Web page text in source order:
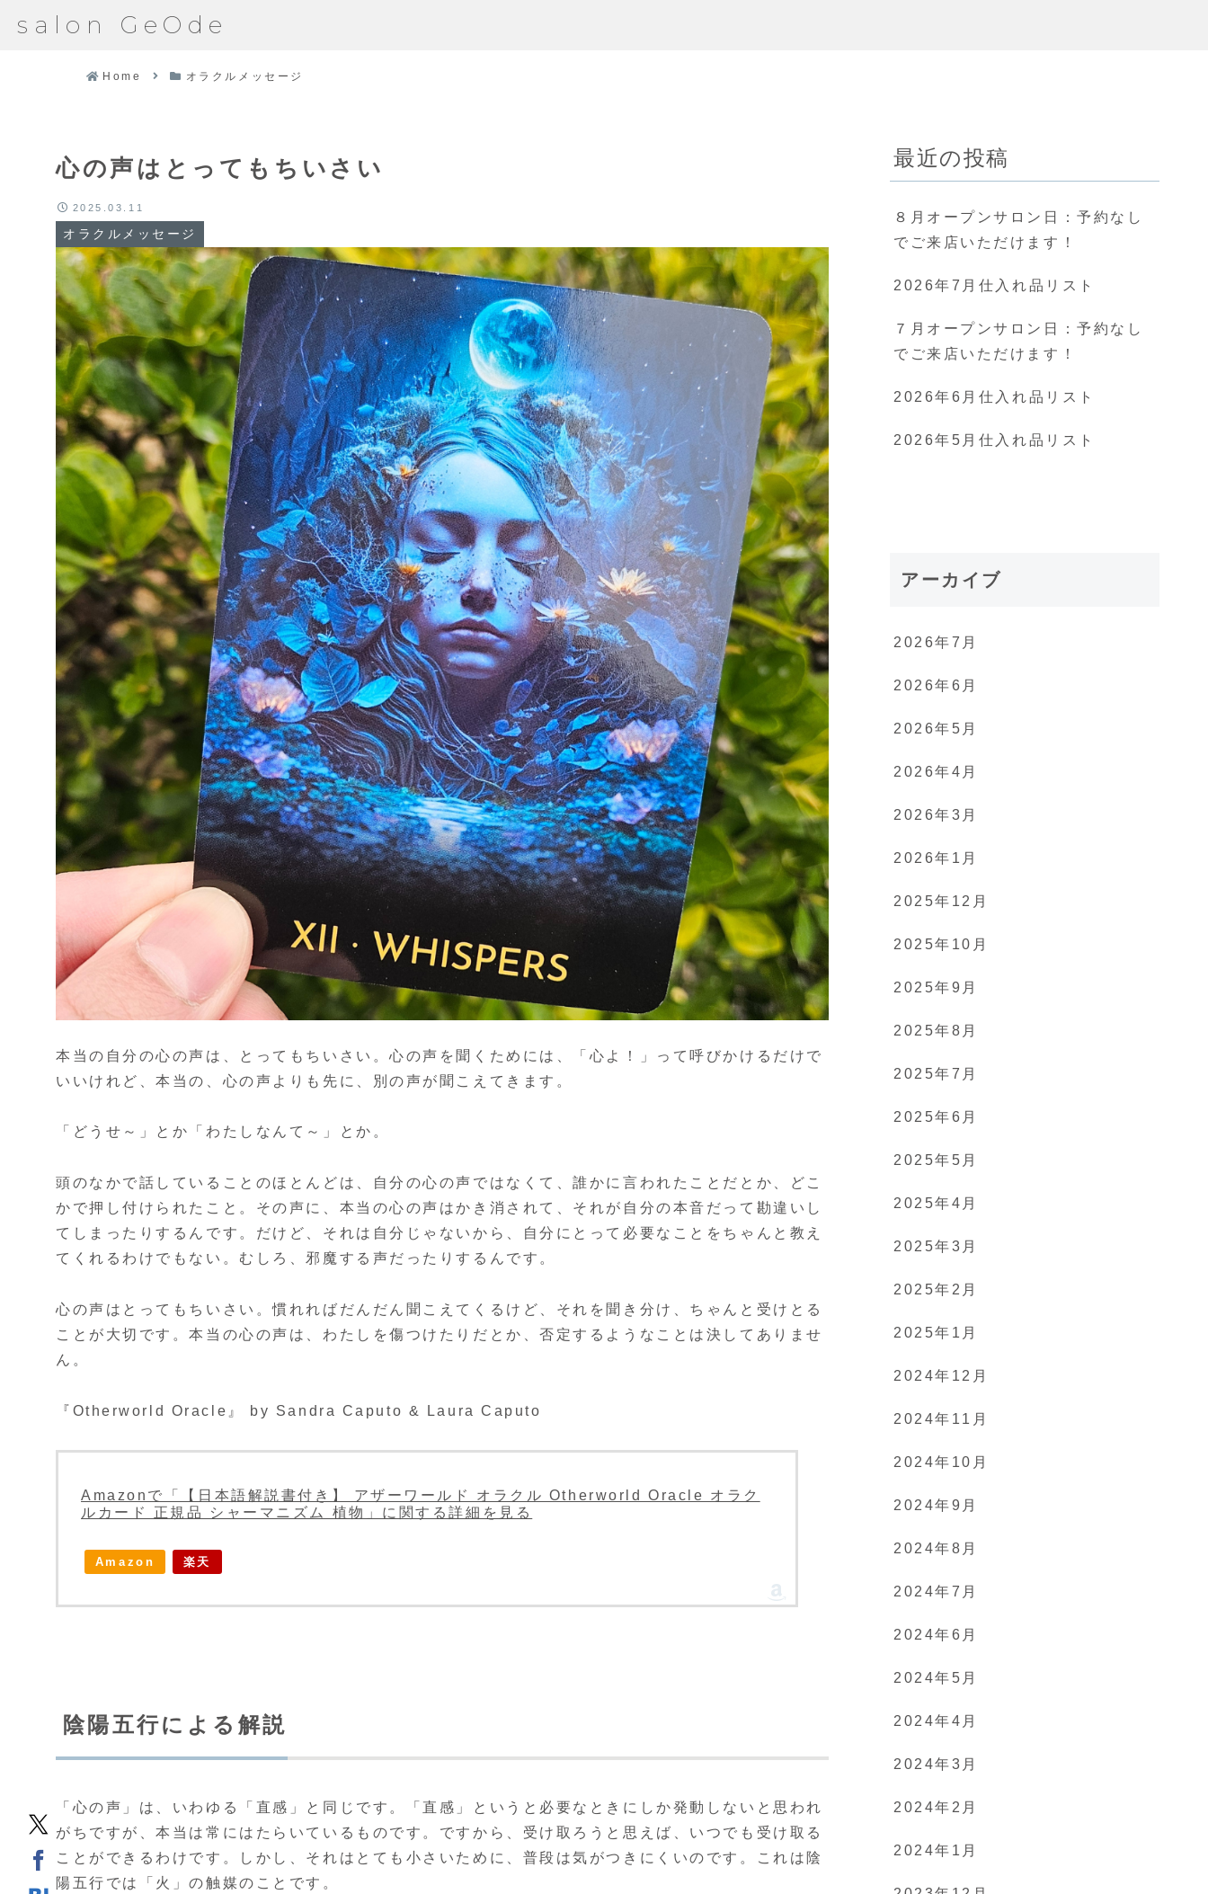
salon GeOde
Home オラクルメッセージ
心の声はとってもちいさい
オラクルメッセージ
2025.03.11
本当の自分の心の声は、とってもちいさい。心の声を聞くためには、「心よ！」って呼びかけるだけで
いいけれど、本当の、心の声よりも先に、別の声が聞こえてきます。
「どうせ～」とか「わたしなんて～」とか。
頭のなかで話していることのほとんどは、自分の心の声ではなくて、誰かに言われたことだとか、どこ
かで押し付けられたこと。その声に、本当の心の声はかき消されて、それが自分の本音だって勘違いし
てしまったりするんです。だけど、それは自分じゃないから、自分にとって必要なことをちゃんと教え
てくれるわけでもない。むしろ、邪魔する声だったりするんです。
心の声はとってもちいさい。慣れればだんだん聞こえてくるけど、それを聞き分け、ちゃんと受けとる
ことが大切です。本当の心の声は、わたしを傷つけたりだとか、否定するようなことは決してありませ
ん。
『Otherworld Oracle』 by Sandra Caputo & Laura Caputo
Amazonで「【日本語解説書付き】 アザーワールド オラクル Otherworld Oracle オラク
ルカード 正規品 シャーマニズム 植物」に関する詳細を見る
Amazon 楽天
陰陽五行による解説
「心の声」は、いわゆる「直感」と同じです。「直感」というと必要なときにしか発動しないと思われ
がちですが、本当は常にはたらいているものです。ですから、受け取ろうと思えば、いつでも受け取る
ことができるわけです。しかし、それはとても小さいために、普段は気がつきにくいのです。これは陰
陽五行では「火」の触媒のことです。
最近の投稿
８月オープンサロン日：予約なし
でご来店いただけます！
2026年7月仕入れ品リスト
７月オープンサロン日：予約なし
でご来店いただけます！
2026年6月仕入れ品リスト
2026年5月仕入れ品リスト
アーカイブ
2026年7月
2026年6月
2026年5月
2026年4月
2026年3月
2026年1月
2025年12月
2025年10月
2025年9月
2025年8月
2025年7月
2025年6月
2025年5月
2025年4月
2025年3月
2025年2月
2025年1月
2024年12月
2024年11月
2024年10月
2024年9月
2024年8月
2024年7月
2024年6月
2024年5月
2024年4月
2024年3月
2024年2月
2024年1月